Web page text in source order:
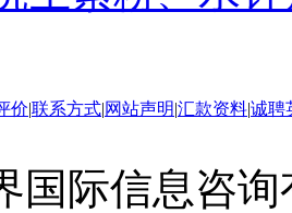
价|联系方式|网站声明|汇款资料|诚聘
国际信息咨